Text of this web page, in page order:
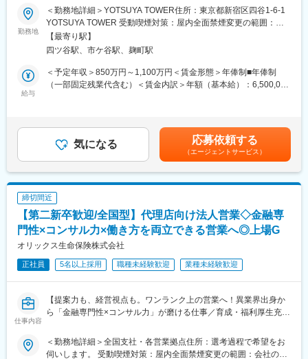
前駅、千歳船橋駅、立川北駅、青梅街道駅、布田駅、新高島駅、
江田駅(神奈川県)、新丸子駅、緑町駅、海老名駅(相模線)、西松本
駅、桜町駅(長野県)、電気ビル前駅、南富山駅、片原町駅(富山
県)、福井駅(福井県)、岐阜駅、羽島市役所前駅、関駅(岐阜県)、市
駅、島ノ関駅、水口石橋駅、一乗寺駅、宇治駅(奈良線)、野田阪神
駅、和泉大宮駅、ＪＲ河内永和駅、みなと元町駅、さくら夙川
公園駅、ひばりが丘駅(北海道)、千歳町駅(北海道)、函館アリーナ
前駅、あおば通駅、峰駅、上野駅、堀切駅、荒川二丁目駅、立川
南駅、柴崎駅、高島町駅、電鉄富山駅・エスタ前駅、南富山駅前
駅、坂下町駅、福井城址大名町駅、新那加駅、瀬戸市駅、元田中
駅、海老江駅、ＪＲ俊徳道駅、花隈駅、尾道駅、高知橋駅、後免
駅、鹿児駅、桜町駅(長崎県)、浦上駅前駅、佐世保駅
・コミュニケーション: Slack, DocBase, Asana
・ブロックチェーン(R&D): Bitcoin, Lightning Network, Ethereum,
HyperLedger Fabric
■PayPay
2018年にサービスを開始してから約7年で、ユーザー数7,000万人
を突破したフィンテック企業「PayPay」。
私たちは日本におけるキャッシュレス決済、そしてそれを基盤と
した金融ライフプラットフォームの普及を一気に推進することを
目指しています。
ダー候補）を募集いたします。
これまでは、（もちろんコストを意識しながら）PayPayチャージ
が可能な金融機関を拡大していくことでユーザーの利便性を向上
様化していることから、これまでのコスト管理手法をより広く・
深く進化させていくフェーズにPayPayは入っています。
具体的には、仮説の立案→データ収集と分析による検証→解像度
の高い問題意識の洗い出し→サービス・商品・案件企画→ステー
クホルダーとの交渉→実現というサイクルを実現をしていく必要
バーが必要なことから当ポストを募集します。
◎新商品や新サービスの企画・立案、既存サービスの改良、ま
た、これらのプロジェクトマネジメント
◎仮説構築・SQLを利用したデータ取得・BIツールを用いた分析
による検証
勤務地
＜勤務地詳細＞YOTSUYA TOWER住所：東京都新宿区四谷1-6-1
YOTSUYA TOWER 受動喫煙対策：屋内全面禁煙変更の範囲：会
社の定める事業所（リモートワーク含む）
【最寄り駅】
四ツ谷駅、市ケ谷駅、麹町駅
給与
＜予定年収＞850万円～1,100万円＜賃金形態＞年俸制■年俸制
（一部固定残業代含む）＜賃金内訳＞年額（基本給）：6,500,000
＜昇給有無＞有＜残業手当＞有＜給与補足＞■経験、スキル、業
績、貢献度に応じ当社規定により決定■毎年1回見直し■時間外勤
務手当、深夜勤務手当有※給与支給について、一部をPayPayアカ
ウントで受け取ることが可能です（給与デジタル支払いに対応）
賃金はあくまでも目安の金額であり、選考を通じて上下する可能
性があります。月給(月額)は固定手当を含めた表記です。
気になる 応募依頼する
（エージェントサービス）
締切間近
【第二新卒歓迎/全国型】代理店向け法人営業◇金融専
門性×コンサル力×働き方を両立できる営業へ◎上場G
オリックス生命保険株式会社
正社員 5名以上採用 職種未経験歓迎 業種未経験歓迎
仕事内容
【提案力も、経営視点も。ワンランク上の営業へ！異業界出身か
ら「金融専門性×コンサル力」が磨ける仕事／育成・福利厚生充実
中途入社が7割を占め、保険以外の金融業界や不動産・自動車な
＜勤務地詳細＞全国支社・各営業拠点住所：選考過程で希望をお
伺いします。 受動喫煙対策：屋内全面禁煙変更の範囲：会社の定